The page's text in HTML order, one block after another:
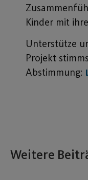
Kinder mit
Unterstütze
Projekt
Abstimmung:
Weitere